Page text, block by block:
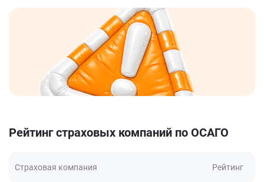
Рейтинг страховых компаний по ОСАГО
Страховая компания Рейтинг